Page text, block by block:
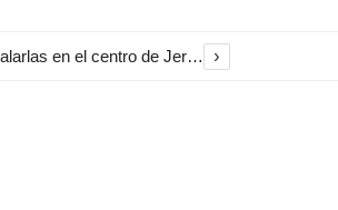
El Ayuntamiento inicia la restauración de las marquesinas de Plaza Esteve para volver a instalarlas en el centro de Jerez ›